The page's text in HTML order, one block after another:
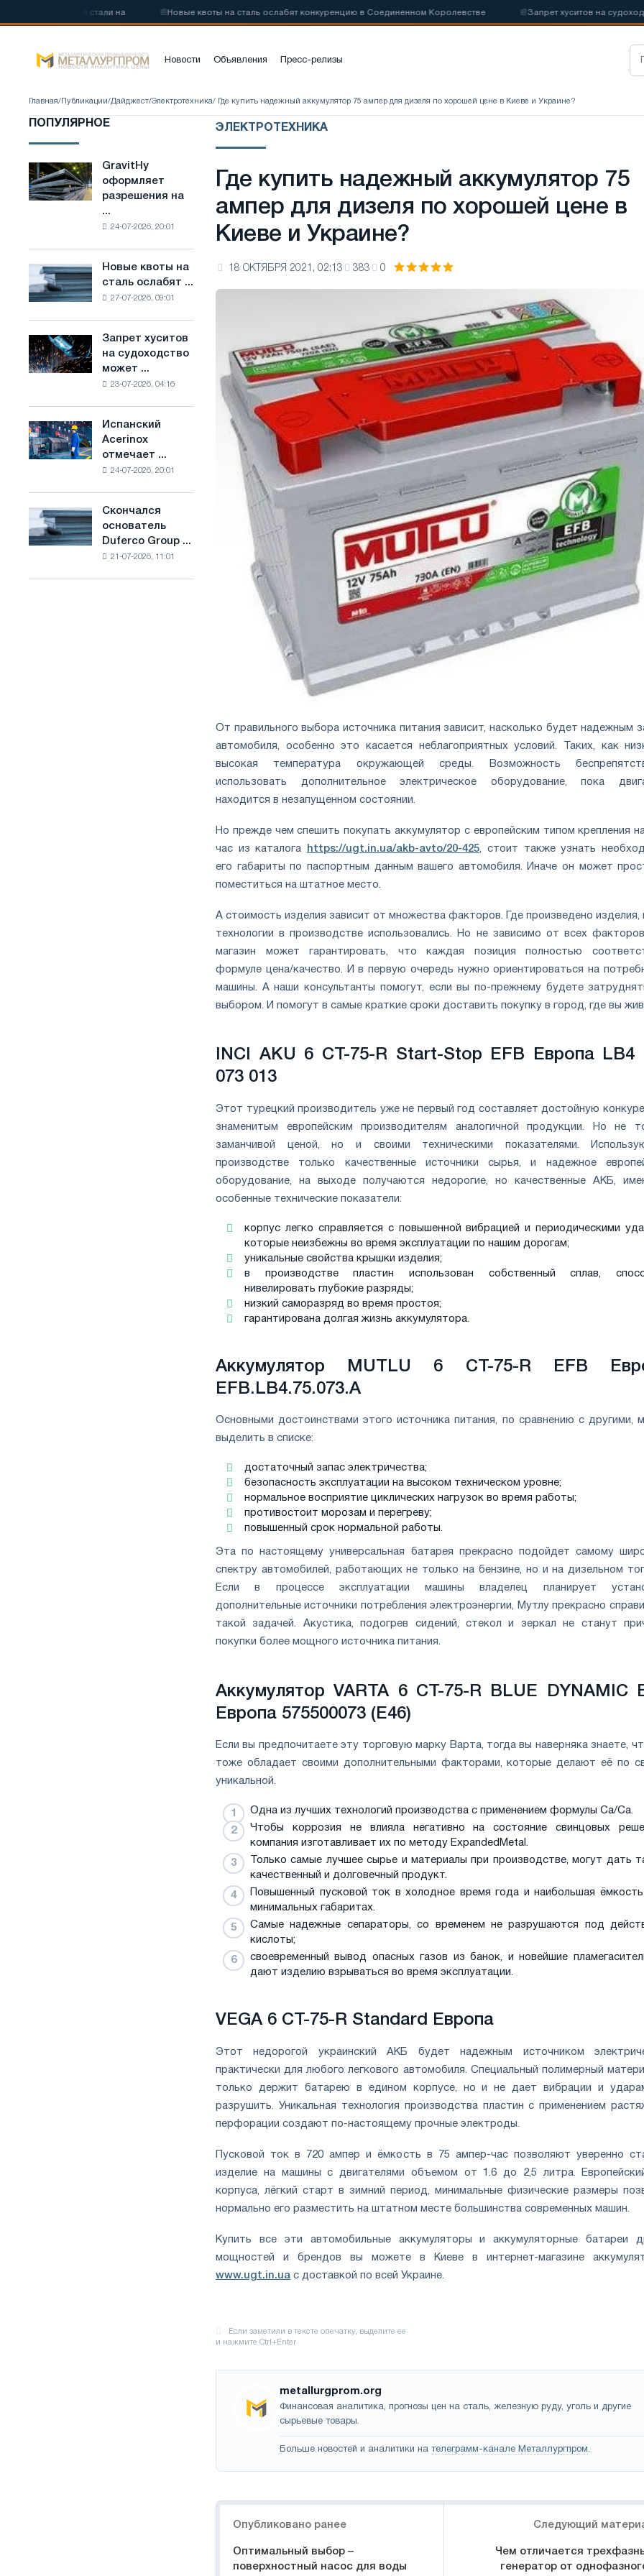
📰 Новые квоты на сталь ослабят конкуренцию в Соединенном Королевстве 📰Запрет хуситов на судоходство
Новости Объявления Пресс-релизы
Главная/ Публикации/Дайджест/Электротехника/ Где купить надежный аккумулятор 75 ампер для дизеля по хорошей цене в Киеве и Украине?
ПОПУЛЯРНОЕ
GravitHy
оформляет
разрешения
строительство
производству
низкоуглеродистой
на
основе
водорода
во
GravitHy
оформляет
разрешения на
...
24-07-2026, 20:01
Новые
квоты
на
конкуренцию
в
Новые квоты на
сталь ослабят ...
27-07-2026, 09:01
Запрет
хуситов
на
импорт
Саудовской
Запрет хуситов
на судоходство
может ...
23-07-2026, 04:16
Испанский
Acerinox
отмечает
положительную
втором
полугодии
мерам
Испанский
Acerinox
отмечает ...
24-07-2026, 20:01
Скончался
основатель
Duferco
Скончался
основатель
Duferco Group ...
21-07-2026, 11:01
ЭЛЕКТРОТЕХНИКА
Где купить надежный аккумулятор 75
ампер для дизеля по хорошей цене в
Киеве и Украине?
18 ОКТЯБРЯ 2021, 02:13 383 0
От правильного выбора источника питания зависит, насколько будет надежным
автомобиля, особенно это касается неблагоприятных условий. Таких, как
высокая температура окружающей среды. Возможность
использовать дополнительное электрическое оборудование, пока
находится в незапущенном состоянии.
Но прежде чем спешить покупать аккумулятор с европейским типом крепления
час из каталога
https://ugt.in.ua/akb-avto/20-425 , стоит также узнать
его габариты по паспортным данным вашего автомобиля. Иначе он может
поместиться на штатное место.
А стоимость изделия зависит от множества факторов. Где произведено изделия,
технологии в производстве использовались. Но не зависимо от всех
магазин может гарантировать, что каждая позиция полностью
формуле цена/качество. И в первую очередь нужно ориентироваться на
машины. А наши консультанты помогут, если вы по-прежнему будете
выбором. И помогут в самые краткие сроки доставить покупку в город, где вы
INCI AKU 6 CT-75-R Start-Stop EFB Европа LB4
073 013
Этот турецкий производитель уже не первый год составляет достойную
знаменитым европейским производителям аналогичной продукции. Но не
заманчивой ценой, но и своими техническими показателями.
производстве только качественные источники сырья, и надежное
оборудование, на выходе получаются недорогие, но качественные АКБ,
особенные технические показатели:
корпус легко справляется с повышенной вибрацией и периодическими
которые неизбежны во время эксплуатации по нашим дорогам;
уникальные свойства крышки изделия;
в производстве пластин использован собственный сплав,
нивелировать глубокие разряды;
низкий саморазряд во время простоя;
гарантирована долгая жизнь аккумулятора.
Аккумулятор MUTLU 6 CT-75-R EFB
EFB.LB4.75.073.A
Основными достоинствами этого источника питания, по сравнению с другими,
выделить в списке:
достаточный запас электричества;
безопасность эксплуатации на высоком техническом уровне;
нормальное восприятие циклических нагрузок во время работы;
противостоит морозам и перегреву;
повышенный срок нормальной работы.
Эта по настоящему универсальная батарея прекрасно подойдет самому
спектру автомобилей, работающих не только на бензине, но и на дизельном
Если в процессе эксплуатации машины владелец планирует
дополнительные источники потребления электроэнергии, Мутлу прекрасно
такой задачей. Акустика, подогрев сидений, стекол и зеркал не станут
покупки более мощного источника питания.
Аккумулятор VARTA 6 CT-75-R BLUE DYNAMIC
Европа 575500073 (E46)
Если вы предпочитаете эту торговую марку Варта, тогда вы наверняка знаете,
тоже обладает своими дополнительными факторами, которые делают её по
уникальной.
Одна из лучших технологий производства с применением формулы Са/Са.
Чтобы коррозия не влияла негативно на состояние свинцовых
компания изготавливает их по методу ExpandedMetal.
Только самые лучшее сырье и материалы при производстве, могут дать
качественный и долговечный продукт.
Повышенный пусковой ток в холодное время года и наибольшая
минимальных габаритах.
Самые надежные сепараторы, со временем не разрушаются под
кислоты;
своевременный вывод опасных газов из банок, и новейшие
дают изделию взрываться во время эксплуатации.
VEGA 6 CT-75-R Standard Европа
Этот недорогой украинский АКБ будет надежным источником
практически для любого легкового автомобиля. Специальный полимерный
только держит батарею в едином корпусе, но и не дает вибрации и
разрушить. Уникальная технология производства пластин с применением
перфорации создают по-настоящему прочные электроды.
Пусковой ток в 720 ампер и ёмкость в 75 ампер-час позволяют уверенно
изделие на машины с двигателями объемом от 1.6 до 2,5 литра.
корпуса, лёгкий старт в зимний период, минимальные физические размеры
нормально его разместить на штатном месте большинства современных машин.
Купить все эти автомобильные аккумуляторы и аккумуляторные батареи
мощностей и брендов вы можете в Киеве в интернет-магазине
www.ugt.in.ua с доставкой по всей Украине.
metallurgprom.org
Финансовая аналитика, прогнозы цен на сталь, железную руду, уголь и другие
сырьевые товары.
Больше новостей и аналитики на телеграмм-канале Металлургпром.
Опубликовано ранее
Оптимальный выбор –
поверхностный насос для воды
Следующий
Чем отличается
генератор от